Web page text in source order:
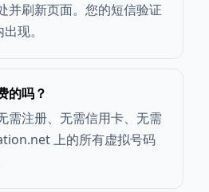
并刷新页面。您的短信验证
现。
的吗？
需注册、无需信用卡、无需
上的所有虚拟号码